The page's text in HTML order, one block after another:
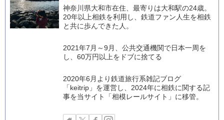
神奈川県大和市在住、最寄りは大和駅の24歳。
20年以上相鉄を利用し、鉄道ファン人生を相鉄
と共に歩んできた人。
2021年7月～9月、公共交通機関で日本一周を
し、60万円以上をドブに捨てる
2020年6月より鉄道旅行系雑記ブログ
「keitrip」を運営し、2024年に相鉄に関する記
事を当サイト「相模レールサイト」に移管。